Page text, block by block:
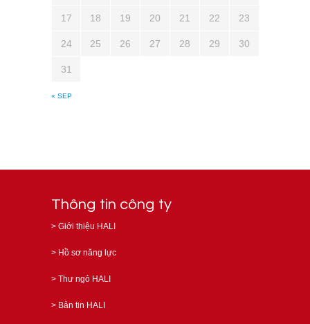
« SEP
17 18 19 20 21 22 23
24 25 26 27 28 29 30
31
Thông tin công ty
> Giới thiệu HALI
> Hồ sơ năng lực
> Thư ngỏ HALI
> Bản tin HALI